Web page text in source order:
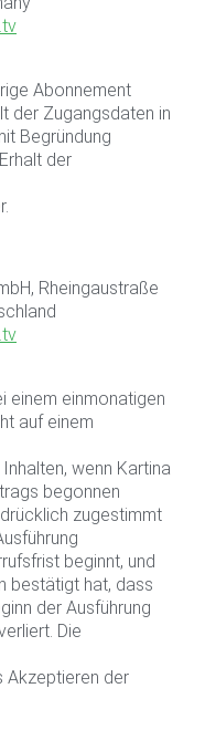
Abonnement
der Zugangsdaten in
Begründung
der
Rheingaustraße
einem einmonatigen
auf einem
wenn Kartina
begonnen
zugestimmt
beginnt, und
bestätigt hat, dass
der Ausführung
Die
Akzeptieren der